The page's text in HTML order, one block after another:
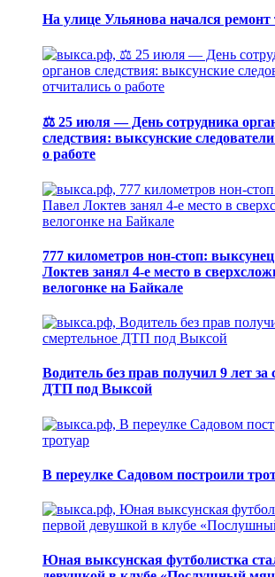
На улице Ульянова начался ремонт
⚖️ 25 июля — День сотрудника
следствия: выксунские
о работе
777 километров нон-стоп:
Локтев занял 4-е место в
велогонке на Байкале
Водитель без прав получил 9 лет за
ДТП под Выксой
В переулке Садовом построили
Юная выксунская футболистка